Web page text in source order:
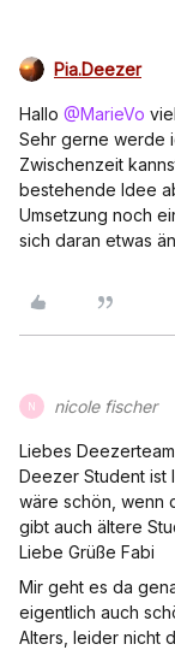
Pia.Deezer
Hallo @MarieVo
Sehr gerne werde
Zwischenzeit
bestehende Idee
Umsetzung noch
sich daran etwas
N nicole fischer
Liebes Deezerteam
Deezer Student ist
wäre schön, wenn
gibt auch ältere
Liebe Grüße Fabi
Mir geht es da
eigentlich auch
Alters, leider nicht